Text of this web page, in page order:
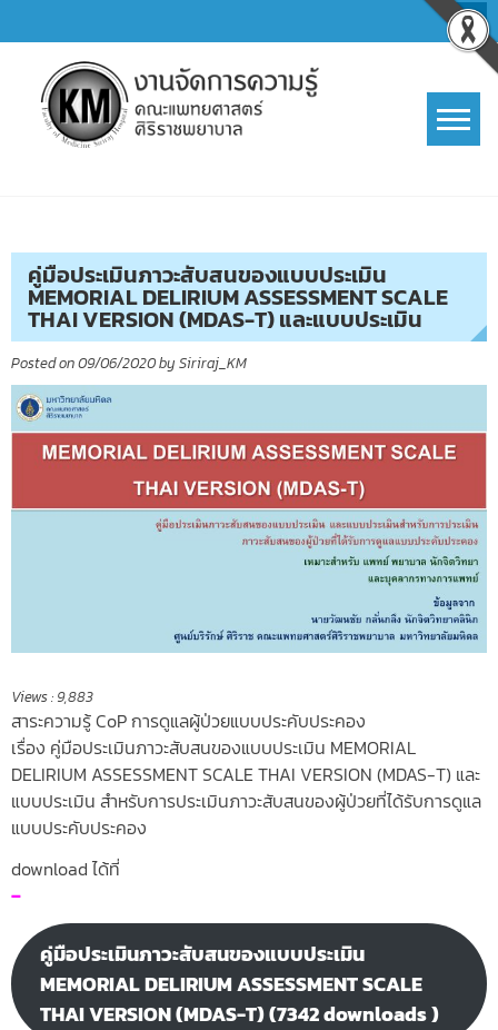
to
content
คู่มือประเมินภาวะสับสนของแบบประเมิน
MEMORIAL DELIRIUM ASSESSMENT SCALE
THAI VERSION (MDAS-T) และแบบประเมิน
Posted on09/06/2020by Siriraj_KM
Views : 9,883
สาระความรู้ CoP การดูแลผู้ป่วยแบบประคับประคอง
เรื่อง คู่มือประเมินภาวะสับสนของแบบประเมิน MEMORIAL
DELIRIUM ASSESSMENT SCALE THAI VERSION (MDAS-T) และ
แบบประเมิน สำหรับการประเมินภาวะสับสนของผู้ป่วยที่ได้รับการดูแล
แบบประคับประคอง
download ได้ที่
–
คู่มือประเมินภาวะสับสนของแบบประเมิน
MEMORIAL DELIRIUM ASSESSMENT SCALE
THAI VERSION (MDAS-T) (7342 downloads )